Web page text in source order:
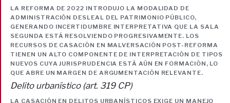
LA REFORMA DE 2022 INTRODUJO LA MODALIDAD DE
ADMINISTRACIÓN DESLEAL DEL PATRIMONIO PÚBLICO,
GENERANDO INCERTIDUMBRE INTERPRETATIVA QUE LA SALA
SEGUNDA ESTÁ RESOLVIENDO PROGRESIVAMENTE. LOS
RECURSOS DE CASACIÓN EN MALVERSACIÓN POST-REFORMA
TIENEN UN ALTO COMPONENTE DE INTERPRETACIÓN DE TIPOS
NUEVOS CUYA JURISPRUDENCIA ESTÁ AÚN EN FORMACIÓN, LO
QUE ABRE UN MARGEN DE ARGUMENTACIÓN RELEVANTE.
Delito urbanístico (art. 319 CP)
LA CASACIÓN EN DELITOS URBANÍSTICOS EXIGE UN MANEJO